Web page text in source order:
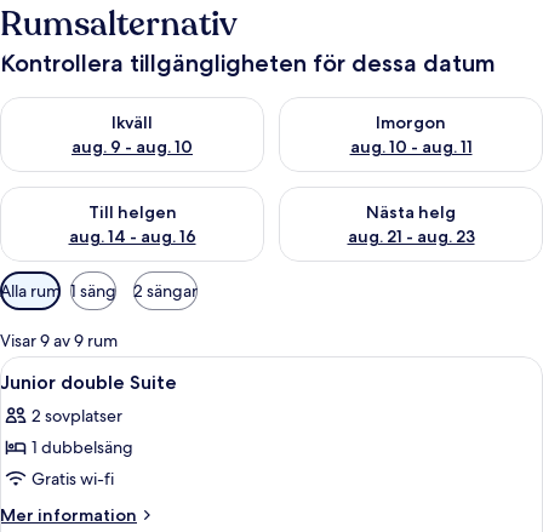
Rumsalternativ
Kontrollera tillgängligheten för dessa datum
Ikväll
aug. 9 - aug. 10
Kontrollera tillgängligheten för ikväll aug. 9 - aug. 10
Imorgon
aug. 10 - aug. 11
Kontrollera tillgängligheten
Till helgen
aug. 14 - aug. 16
Kontrollera tillgängligheten för den här helgen aug. 14 - aug.
Nästa helg
aug. 21 - aug. 23
Kontrollera tillgängligheten
Tillgängliga
filter
för
rum
Alla rum 1 säng 2 sängar
Visar 9 av 9 rum
Öppna
alla
foton
för
Junior
double
Sängtillbehör av högsta kvalitet och
2
Junior double Suite
2 sovplatser
1 dubbelsäng
Gratis wi-fi
Mer information
Mer